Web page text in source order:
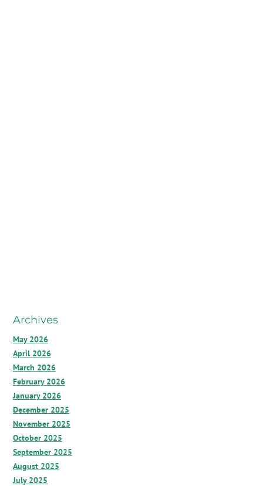
Archives
May 2026
April 2026
March 2026
February 2026
January 2026
December 2025
November 2025
October 2025
September 2025
August 2025
July 2025